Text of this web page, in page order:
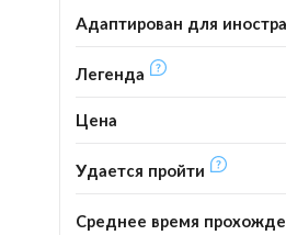
Адаптирован для
Легенда
Цена
Удается пройти
Среднее время